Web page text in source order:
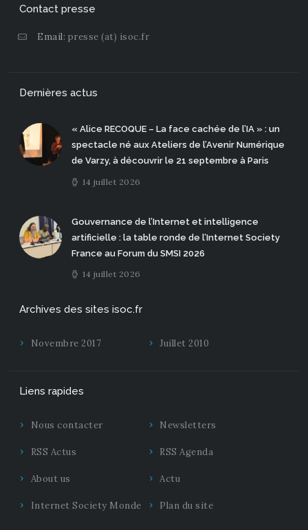
Contact presse
Email: presse (at) isoc.fr
Dernières actus
« Alice RECOQUE – La face cachée de l’IA » : un
spectacle né aux Ateliers de l’Avenir Numérique
de Varzy, à découvrir le 21 septembre à Paris
14 juillet 2026
Gouvernance de l’Internet et intelligence
artificielle : la table ronde de l’Internet Society
France au Forum du SMSI 2026
14 juillet 2026
Archives des sites isoc.fr
Novembre 2017 Juillet 2010
Liens rapides
Nous contacter Newsletters
RSS Actus RSS Agenda
About us Actu
Internet Society Monde Plan du site